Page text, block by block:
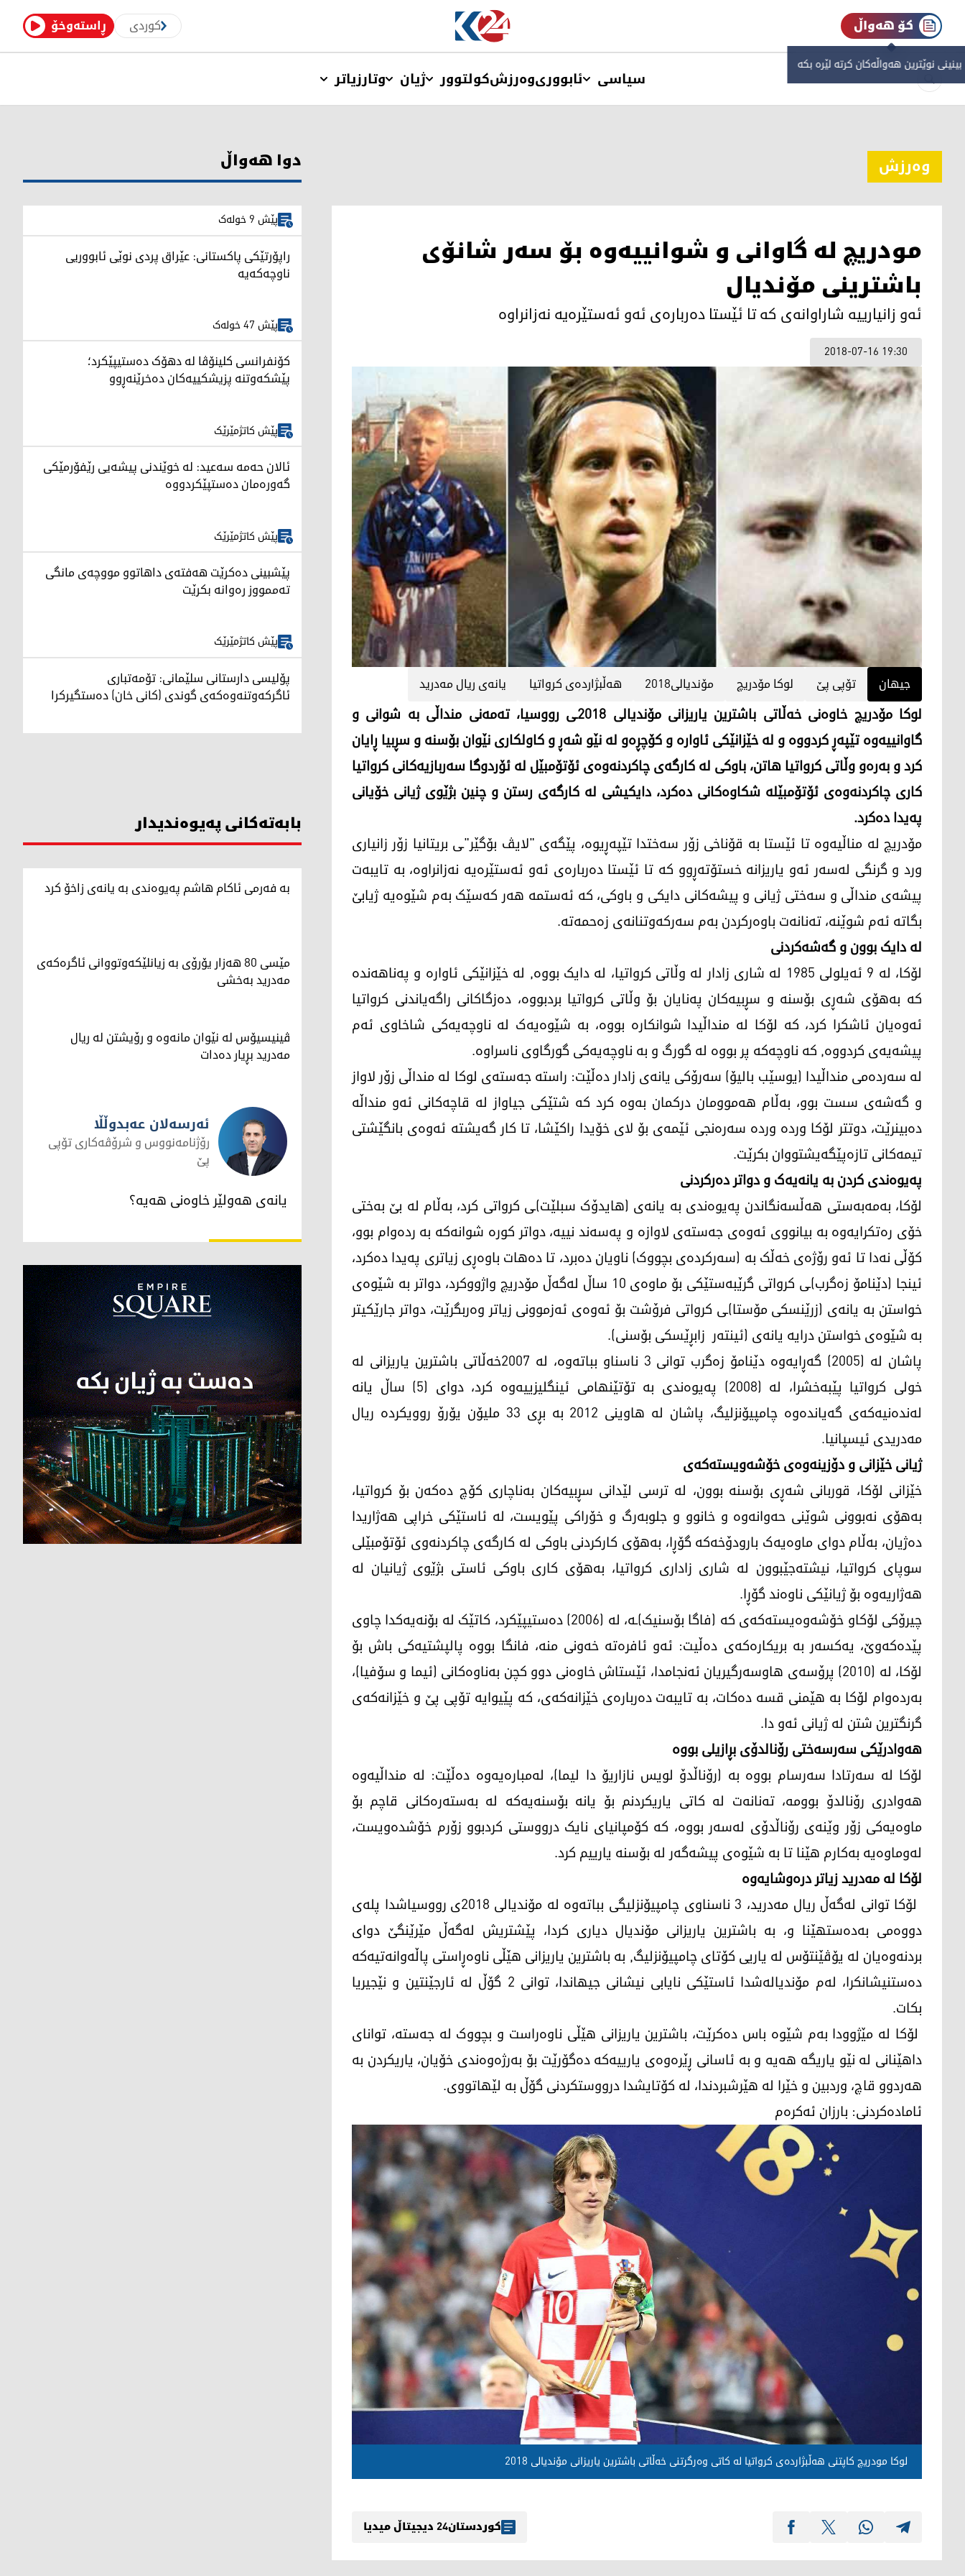
ڕاستەوخۆ کوردی کۆ هەواڵ
نوێترین هەواڵەکان کرتە لێرە بکە
سیاسی ئابووریوەرزشکولتوور ژیان وتارزیاتر
وەرزش
مودریچ لە گاوانی و شوانییەوە بۆ سەر شانۆی
باشترینی مۆندیال
ئه‌و زانیارییه‌ شاراوانه‌ی كه‌ تا ئێستا دەربارەی ئەو ئەستێرەیە نەزانراوە
2018-07-16 19:30
جیهان تۆپی پێ لوكا مۆدریچ مۆندیالی2018 هه‌ڵبژارده‌ی كرواتیا یانه‌ی ریال مه‌درید
لوكا مۆدریچ خاوه‌نی خه‌ڵاتی باشترین یاریزانی مۆندیالی 2018ـی رووسیا، تەمەنی منداڵی بە شوانی و
گاوانییەوە تێپەڕ کردووە و لە خێزانێکی ئاوارە و کۆچڕەو لە نێو شەڕ و کاولکاری نێوان بۆسنە و سڕبیا ڕایان
کرد و بەرەو وڵاتی کرواتیا ھاتن، باوکی لە کارگەی چاکردنەوەی ئۆتۆمبێل لە ئۆردوگا سەربازیەکانی کرواتیا
کاری چاکردنەوەی ئۆتۆمبێلە شکاوەکانی دەکرد، دایکیشی لە کارگەی رستن و چنین بژێوی ژیانی خۆیانی
پەیدا دەکرد.
مۆدریچ لە مناڵیەوە تا ئێستا بە قۆناخی زۆر سەختدا تێپەڕیوە، پێگەی "لایڤ بۆگێر"ـی بریتانیا زۆر زانیاری
ورد و گرنگی لەسەر ئەو یاریزانە خستۆتەڕوو کە تا ئێستا دەربارەی ئەو ئەستێرەیە نەزانراوە، بە تایبەت
پیشەی منداڵی و سەختی ژیانی و پیشەکانی دایکی و باوکی، کە ئەستمە ھەر کەسێک بەم شێوەیە ژیابێ
بگاتە ئەم شوێنە، تەنانەت باوەرکردن بەم سەرکەوتنانەی زەحمەتە.
لە دایک بوون و گەشەکردنی
لۆکا، لە 9 ئەیلولی 1985 لە شاری زادار لە وڵاتی کرواتیا، لە دایک بووە, لە خێزانێکی ئاوارە و پەناھەندە
کە بەھۆی شەڕی بۆسنە و سڕبیەکان پەنایان بۆ وڵاتی کرواتیا بردبووە، دەزگاکانی راگەیاندنی کرواتیا
ئەوەیان ئاشکرا کرد، کە لۆکا لە منداڵیدا شوانکارە بووە، بە شێوەیەک لە ناوچەیەکی شاخاوی ئەم
پیشەیەی کردووە, کە ناوچەکە پر بووە لە گورگ و بە ناوچەیەکی گورگاوی ناسراوە.
له‌ سه‌رده‌می منداڵیدا (یوسێب بالیۆ) سەرۆکی یانەی زادار ده‌ڵێت: راستە جەستەی لوكا له‌ منداڵی زۆر لاواز
و گەشەی سست بوو، بەڵام هه‌موومان دركمان به‌وه‌ كرد كه‌ شتێکی جیاواز لە قاچەکانی ئەو منداڵە
ده‌بینرێت، دوتتر لۆکا وردە وردە سەرەنجی ئێمه‌ی بۆ لای خۆیدا راکێشا، تا کار گەیشتە ئەوەی بانگێشتی
تیمەکانی تازەپێگەیشتووان بکرێت.
پەیوەندی کردن بە یانەیەک و دواتر دەرکردنی
لۆکا، بەمەبەستی ھەڵسەنگاندن پەیوەندی بە یانەی (ھایدۆک سبلێت)ـی کرواتی کرد، بەڵام لە بێ به‌ختی
خۆی رەتکرایەوە بە بیانووی ئەوەی جەستەی لاوازە و پەسەند نییە، دواتر کورە شوانەکە بە ردەوام بوو،
کۆڵی نەدا تا ئەو رۆژەی خەڵک بە (سه‌ركرده‌ی بچووک) ناویان دەبرد، تا دەھات باوەڕی زیاتری پەیدا دەکرد،
ئینجا (دێنامۆ زەگرب)ـی کرواتی گرێبەستێکی بۆ ماوەی 10 ساڵ لەگەڵ مۆدریچ واژووکرد، دواتر بە شێوەی
خواستن بە یانەی (زرێنسکی مۆستا)ـی کرواتی فرۆشت بۆ ئه‌وه‌ی ئه‌زموونی زیاتر وه‌ربگرێت، دواتر جارێکیتر
بە شێوەی خواستن درایە یانەی (ئینته‌ر زابڕێسکی بۆسنی).
پاشان لە (2005) گەڕایەوە دێنامۆ زەگرب توانی 3 ناسناو بباتەوە، لە 2007خەڵاتی باشترین یاریزانی لە
خولی کرواتیا پێبەخشرا، لە (2008) پەیوەندی بە تۆتێنھامی ئینگلیزییه‌وه‌ کرد، دوای (5) ساڵ یانە
لەندەنیەکەی گەیاندەوە چامپیۆنزلیگ، پاشان له‌ هاوینی 2012 بە بڕی 33 ملیۆن یۆرۆ روویکردە ریال
مەدریدی ئیسپانیا.
ژیانی خێزانی و دۆزینەوەی خۆشەویستەکەی
خێزانی لۆکا، قوربانی شەڕی بۆسنە بوون، لە ترسی لێدانی سڕبیەکان بەناچاری کۆچ دەکەن بۆ کرواتیا،
بەھۆی نەبوونی شوێنی حەوانەوە و خانوو و جلوبەرگ و خۆراکی پێویست، لە ئاستێكی خراپی ھەژاریدا
دەژیان، بەڵام دوای ماوەیەک بارودۆخەکە گۆڕا، بەھۆی کارکردنی باوکی لە کارگەی چاکردنەوی ئۆتۆمبێلی
سوپای کرواتیا، نیشتەجێبوون لە شاری زاداری کرواتیا، بەھۆی کاری باوکی ئاستی بژێوی ژیانیان لە
ھەژاریەوە بۆ ژیانێکی ناوەند گۆڕا.
چیرۆکی لۆکاو خۆشەوەیستەکەی کە (فاگا بۆسنیک)ـە، لە (2006) دەستیپێکرد، کاتێک لە بۆنەیەکدا چاوی
پێدەکەوێ، یەکسەر بە بریکارەکەی دەڵیت: ئەو ئافرەتە خەونی منە، فانگا بووە پالپشتیەکی باش بۆ
لۆکا، لە (2010) پرۆسەی ھاوسەرگیریان ئەنجامدا، ئێستاش خاوەنی دوو کچن بەناوەکانی (ئیما و سۆفیا)،
بەردەوام لۆکا بە ھێمنی قسە دەکات، بە تایبەت دەربارەی خێزانەکەی، کە پێیوایە تۆپی پێ و خێزانەکەی
گرنگترین شتن لە ژیانی ئەو دا.
ھەوادرێکی سەرسەختی رۆنالدۆی بڕازیلی بووە
لۆکا لە سەرتادا سەرسام بووە بە (رۆناڵدۆ لویس نازاریۆ دا لیما)، له‌مباره‌یه‌وه‌ ده‌ڵێت: لە منداڵیەوە
ھەوادری رۆنالدۆ بوومه‌، ته‌نانه‌ت له‌ كاتی یاریكردنم بۆ یانە بۆسنەیەکە لە بەستەرەکانی قاچم بۆ
ماوه‌یه‌كی زۆر وێنەی رۆناڵدۆی لەسەر بووە، کە کۆمپانیای نایک درووستی کردبوو زۆرم خۆشدەویست،
لەوماوەیە بەکارم ھێنا تا بە شێوەی پیشەگەر لە بۆسنە یارییم کرد.
لۆكا له‌ مه‌درید زیاتر دره‌وشایه‌وه‌
لۆکا توانی لەگەڵ ریال مەدرید، 3 ناسناوی چامپیۆنزلیگی بباتەوە لە مۆندیالی 2018ی رووسیاشدا پلەی
دووەمی بەدەستھێنا و، بە باشترین یاریزانی مۆندیال دیاری کردا، پێشتریش لەگەڵ مێرێنگێ دوای
بردنەوەیان لە یۆڤێنتۆس لە یاریی کۆتای چامپیۆنزلیگ, بە باشترین یاریزانی ھێڵی ناوەڕاستی پاڵەوانەتیەکە
دەستنیشانکرا، لەم مۆندیالەشدا ئاستێکی نایابی نیشانی جیھاندا، توانی 2 گۆڵ لە ئارجێنتین و نێجیریا
بکات.
لۆکا لە مێژوودا بەم شێوە باس دەکرێت، باشترین یاریزانی ھێڵی ناوەراست و بچووک لە جەستە، توانای
داھێنانی له‌ نێو یاریگه‌ هه‌یه‌ و بە ئاسانی ڕێرەوەی یارییەکە دەگۆرێت بۆ بەرژەوەندی خۆیان، یاریکردن بە
ھەردوو قاچ، وردبین و خێرا لە ھێرشبردندا، لە کۆتایشدا درووستکردنی گۆڵ بە لێھاتووی.
ئامادەکردنی: بارزان ئەکرەم
لوكا مودریچ كاپتنی هه‌ڵبژارده‌ی كرواتیا له‌ كاتی وه‌رگرتنی خه‌ڵاتی باشترین یاریزانی مۆندیالی 2018
کوردستان24 دیجیتاڵ میدیا
دوا هەواڵ
پێش 9 خولەک
راپۆرتێکی پاکستانی: عێراق پردی نوێی ئابووریی
ناوچەکەیە
پێش 47 خولەک
کۆنفرانسی کلینۆڤا لە دهۆک دەستیپێکرد؛
پێشکەوتنە پزیشکییەکان دەخرێنەڕوو
پێش کاتژمێرێک
ئالان حەمە سەعید: لە خوێندنی پیشەیی رێفۆرمێکی
گەورەمان دەستپێکردووە
پێش کاتژمێرێک
پێشبینی دەکرێت هەفتەی داهاتوو مووچەی مانگی
تەممووز رەوانە بکرێت
پێش کاتژمێرێک
پۆلیسی دارستانی سلێمانی: تۆمەتباری
ئاگرکەوتنەوەکەی گوندی (کانی خان) دەستگیرکرا
بابەتەکانی پەیوەندیدار
بە فەرمی ئاکام هاشم پەیوەندی بە یانەی زاخۆ کرد
مێسی 80 هەزار یۆرۆی بە زیانلێکەوتووانی ئاگرەکەی
مەدرید بەخشی
ڤینیسیۆس لە نێوان مانەوە و رۆیشتن لە ریال
مەدرید بڕیار دەدات
ئەرسەلان عەبدوڵڵا
ئەرسەلان عەبدوڵڵا
رۆژنامەنووس و شرۆڤەکاری تۆپی
پێ
یانه‌ی هه‌ولێر خاوه‌نی هه‌یه‌؟